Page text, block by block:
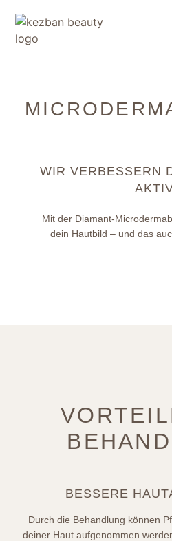
WIR VERBESSERN
Mit der Diamant-
dein Hautbild – und das
BESSERE
Durch die Behandlung können
deiner Haut aufgenommen